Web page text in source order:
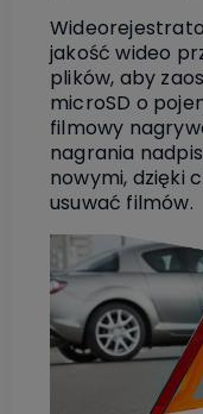
jakość wideo
plików, aby
microSD o
filmowy
nagrania
nowymi, dzięki
usuwać filmów.